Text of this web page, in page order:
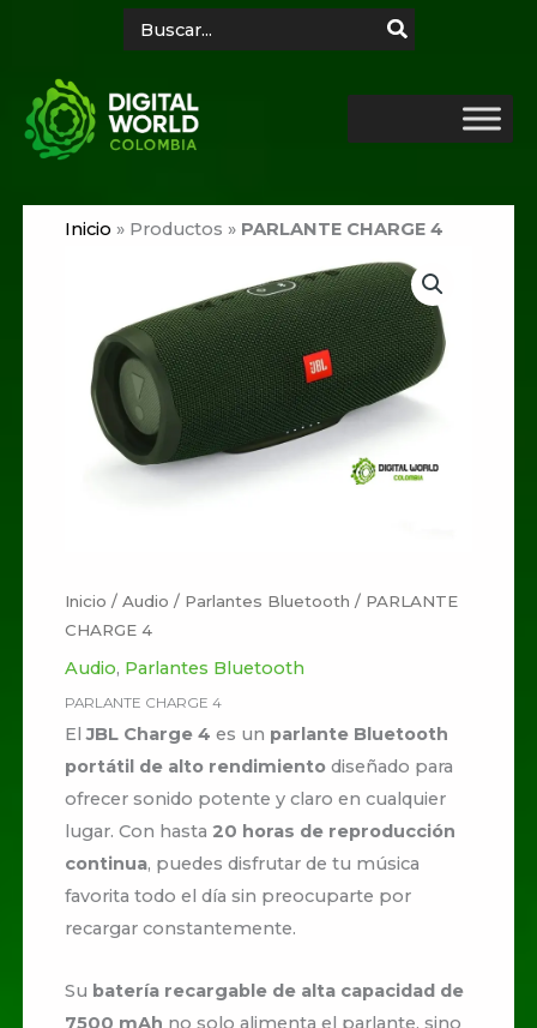
contenido
for:
Inicio » Productos » PARLANTE CHARGE 4
Inicio /Audio / Parlantes Bluetooth / PARLANTE
CHARGE 4
Audio, Parlantes Bluetooth
PARLANTE CHARGE 4
ElJBL Charge 4 es un parlante Bluetooth
portátil de alto rendimiento diseñado para
ofrecer sonido potente y claro en cualquier
lugar. Con hasta 20 horas de reproducción
continua, puedes disfrutar de tu música
favorita todo el día sin preocuparte por
recargar constantemente.
Su batería recargable de alta capacidad de
7500 mAh no solo alimenta el parlante, sino